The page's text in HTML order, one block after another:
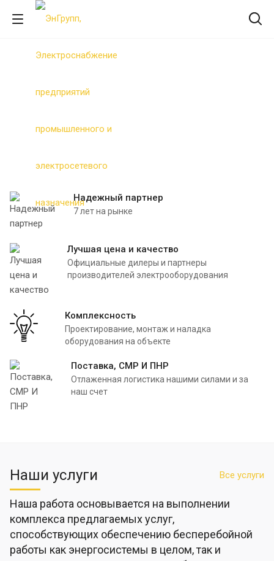
Надежный партнер
7 лет на рынке
Лучшая цена и качество
Официальные дилеры и партнеры
производителей электрооборудования
Комплексность
Проектирование, монтаж и наладка
оборудования на объекте
Поставка, СМР И ПНР
Отлаженная логистика нашими силами и за
наш счет
Все услуги
Наши услуги
Наша работа основывается на выполнении
комплекса предлагаемых услуг,
способствующих обеспечению бесперебойной
работы как энергосистемы в целом, так и